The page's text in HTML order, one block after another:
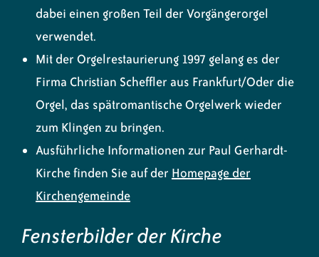
dabei einen großen Teil der Vorgängerorgel
verwendet.
Mit der Orgelrestaurierung 1997 gelang es der
Firma Christian Scheffler aus Frankfurt/Oder die
Orgel, das spätromantische Orgelwerk wieder
zum Klingen zu bringen.
Ausführliche Informationen zur Paul Gerhardt-
Kirche finden Sie auf der Homepage der
Kirchengemeinde
Fensterbilder der Kirche